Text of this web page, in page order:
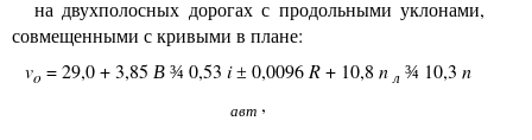
на двухполосных дорогах с продольными уклонами,
совмещенными с кривыми в плане:
vo = 29,0 + 3,85 В ¾ 0,53 i ± 0,0096R+ 10,8 n л ¾ 10,3 n
авт ,